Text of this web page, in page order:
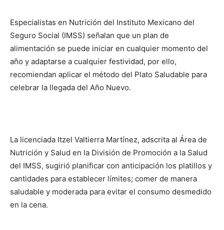
Especialistas en Nutrición del Instituto Mexicano del
Seguro Social (IMSS) señalan que un plan de
alimentación se puede iniciar en cualquier momento del
año y adaptarse a cualquier festividad, por ello,
recomiendan aplicar el método del Plato Saludable para
celebrar la llegada del Año Nuevo.
La licenciada Itzel Valtierra Martínez, adscrita al Área de
Nutrición y Salud en la División de Promoción a la Salud
del IMSS, sugirió planificar con anticipación los platillos y
cantidades para establecer límites; comer de manera
saludable y moderada para evitar el consumo desmedido
en la cena.